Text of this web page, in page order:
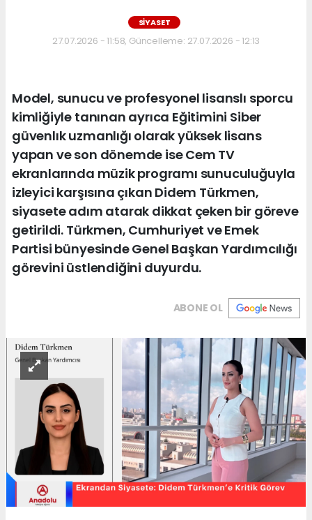
SIYASET
27.07.2026 - 11:58, Güncelleme: 27.07.2026 - 12:13
Model, sunucu ve profesyonel lisanslı sporcu
kimliğiyle tanınan ayrıca Eğitimini Siber
güvenlık uzmanlığı olarak yüksek lisans
yapan ve son dönemde ise Cem TV
ekranlarında müzik programı sunuculuğuyla
izleyici karşısına çıkan Didem Türkmen,
siyasete adım atarak dikkat çeken bir göreve
getirildi. Türkmen, Cumhuriyet ve Emek
Partisi bünyesinde Genel Başkan Yardımcılığı
görevini üstlendiğini duyurdu.
ABONE OL